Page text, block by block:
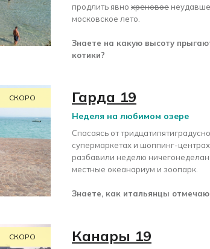
продлить явно хреновое
московское лето.
Знаете на какую высоту
котики?
СКОРО Гарда 19
Неделя на любимом озере
Спасаясь от
супермаркетах и шоппинг-
разбавили неделю
местные океанариум и зоопарк.
Знаете, как итальянцы
СКОРО Канары 19